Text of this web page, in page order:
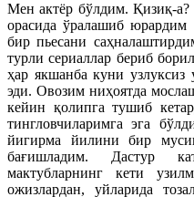
Мен актёр бўлдим. Қизиқ-а?
орасида ўралашиб юрардим
бир пьесани
турли сериаллар бериб
ҳар якшанба куни узлуксиз
эди. Овозим ниҳоятда
кейин қолипга тушиб
тингловчиларимга эга
йигирма йилини бир
бағишладим. Дастур
мактубларнинг кети
ожизлардан, уйларида